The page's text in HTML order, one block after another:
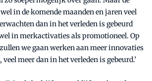
in de komende maanden en jaren veel
dan in het verleden is gebeurd
in merkactivaties als promotioneel. Op
we gaan werken aan meer innovaties
meer dan in het verleden is gebeurd.’